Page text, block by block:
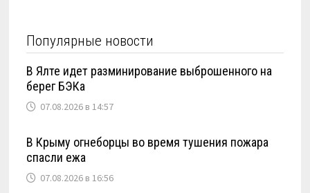
Популярные новости
В Ялте идет разминирование выброшенного на
берег БЭКа
07.08.2026 в 14:57
В Крыму огнеборцы во время тушения пожара
спасли ежа
07.08.2026 в 16:56